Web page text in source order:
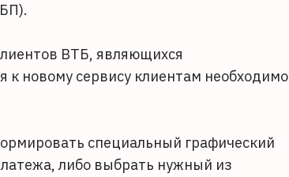
ВТБ, являющихся
новому сервису клиентам необходимо
специальный графический
либо выбрать нужный из